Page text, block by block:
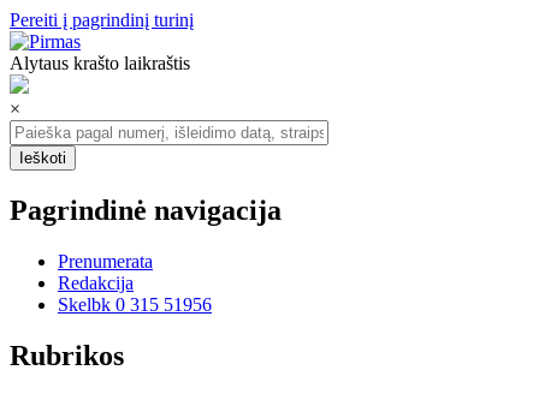
Pereiti į pagrindinį turinį
Alytaus krašto laikraštis
×
Pagrindinė navigacija
Prenumerata
Redakcija
Skelbk 0 315 51956
Rubrikos